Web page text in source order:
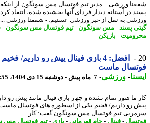
ورزشی _ مدیر تیم فوتسال مس سونگون از اینکه
در آستانه دیدار فردای آنها بخشیده شده، انتقاد کرد.
به نقل از خبر ورزشی تسنیم، - شفقنا ورزشی ...
پسند-مس سونگون-تیم فوتسال مس سونگون-
-بازیکن
افضل: 4 بازی فینال پیش رو داریم/
ماست
-ورزشی-7 ماه پیش - دوشنبه 15 دی 1404، 23:55
رو داریم/ فخیم یکی از اسطوره های فوتسال ماست
تیم فوتسال مس سونگون گفت: کار ...
-فینال-جام قهرمانی-بازی - تیم فوتسال مس